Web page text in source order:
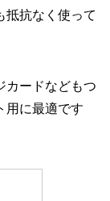
抵抗なく使って
カードなどもつ
用に最適です